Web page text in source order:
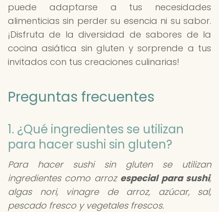
puede adaptarse a tus necesidades
alimenticias sin perder su esencia ni su sabor.
¡Disfruta de la diversidad de sabores de la
cocina asiática sin gluten y sorprende a tus
invitados con tus creaciones culinarias!
Preguntas frecuentes
1. ¿Qué ingredientes se utilizan
para hacer sushi sin gluten?
Para hacer sushi sin gluten se utilizan
ingredientes como arroz especial para sushi,
algas nori, vinagre de arroz, azúcar, sal,
pescado fresco y vegetales frescos.